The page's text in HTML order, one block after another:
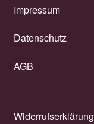
Impressum
Datenschutz
AGB
Widerrufserklärung